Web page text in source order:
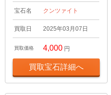
宝石名 クンツァイト
買取日 2025年03月07日
買取価格 4,000 円
買取宝石詳細へ